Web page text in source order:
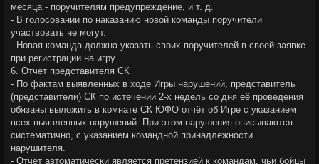
месяца - поручителям предупреждение, и т. д.
- В голосовании по наказанию новой команды поручители
участвовать не могут.
- Новая команда должна указать своих поручителей в своей заявке
при регистрации на игру.
6. Отчёт представителя СК
- По фактам выявленных в ходе Игры нарушений, представитель
(представители) СК по истечении 2-х недель со дня её проведения
обязаны выложить в комнате СК ЮФО отчёт об Игре с указанием
всех выявленных нарушений. При этом нарушения описываются
систематично, с указанием командной принадлежности
нарушителя.
- Отчёт автоматически является претензией к командам, чьи бойцы